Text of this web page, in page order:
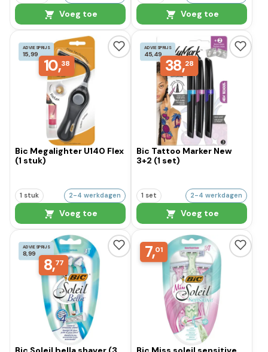
Voeg toe Voeg toe
ADVIESPRIJS
15,99
10,38
Bic Megalighter U140 Flex
(1 stuk)
1 stuk 2-4 werkdagen
Voeg toe
ADVIESPRIJS
45,49
38,28
Bic Tattoo Marker New
3+2 (1 set)
1 set 2-4 werkdagen
Voeg toe
ADVIESPRIJS
8,99
8,77
7,01